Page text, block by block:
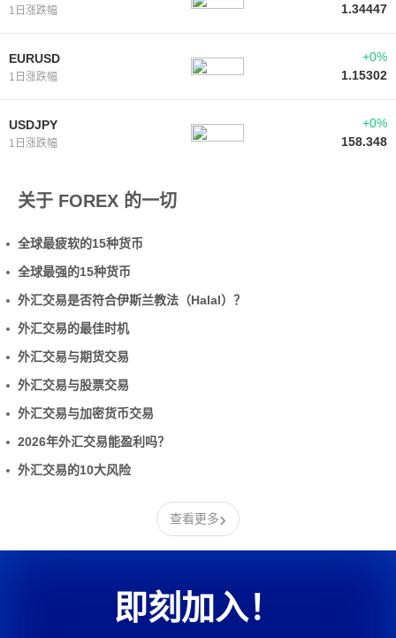
1日涨跌幅
1.34447
EURUSD
1日涨跌幅
+0%
1.15302
USDJPY
1日涨跌幅
+0%
158.348
关于 FOREX 的一切
全球最疲软的15种货币
全球最强的15种货币
外汇交易是否符合伊斯兰教法（Halal）？
外汇交易的最佳时机
外汇交易与期货交易
外汇交易与股票交易
外汇交易与加密货币交易
2026年外汇交易能盈利吗？
外汇交易的10大风险
查看更多›
即刻加入！